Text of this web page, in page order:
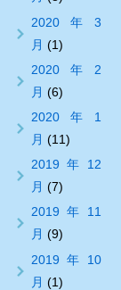
2020年3
月 (1)
2020年2
月 (6)
2020年1
月 (11)
2019年12
月 (7)
2019年11
月 (9)
2019年10
月 (1)